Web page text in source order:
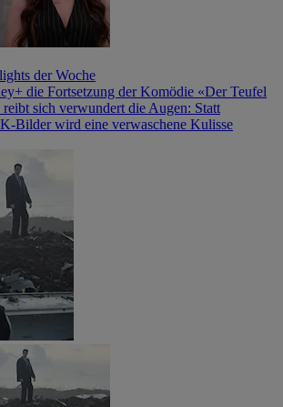
der Woche
die Fortsetzung der Komödie «Der Teufel
reibt sich verwundert die Augen: Statt
Bilder wird eine verwaschene Kulisse